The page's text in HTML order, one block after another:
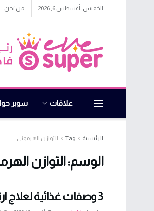
الخميس, أغسطس 6, 2026 من نحن
علاقات سوبر
الرئيسية Tag التوازن الهرموني
الوسم: التوازن
3 وصفات غذائية لعلاج ارتفاع هرمون الاستروجين